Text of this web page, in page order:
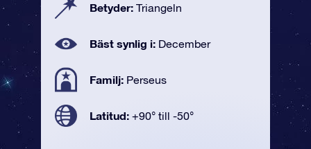
Betyder: Triangeln
Bäst synlig i: December
Familj: Perseus
Latitud: +90° till -50°